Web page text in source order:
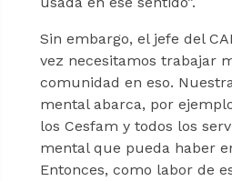
Sin embargo, el jefe del
vez necesitamos trabajar
comunidad en eso.
mental abarca, por
los Cesfam y todos los
mental que pueda haber
Entonces, como labor de